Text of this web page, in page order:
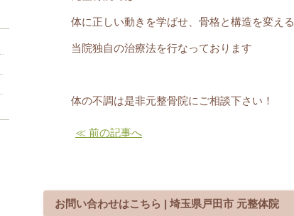
体に正しい動きを学ばせ、骨格と構造を変える
当院独自の治療法を行なっております
体の不調は是非元整骨院にご相談下さい！
≪ 前の記事へ
お問い合わせはこちら | 埼玉県戸田市 元整体院